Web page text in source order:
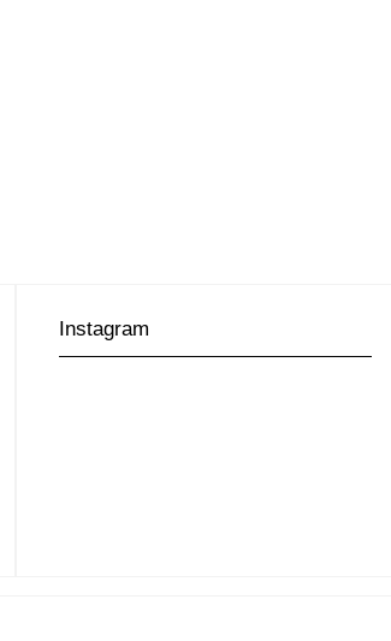
Instagram